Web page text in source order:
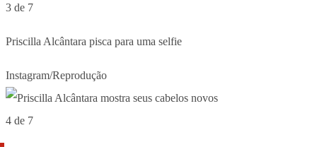
3 de 7
Priscilla Alcântara pisca para uma selfie
Instagram/Reprodução
4 de 7